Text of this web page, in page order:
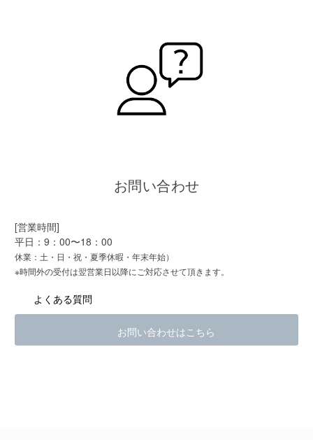
お問い合わせ
[営業時間]
平日：9：00〜18：00
休業：土・日・祝・夏季休暇・年末年始）
※時間外の受付は翌営業日以降にご対応させて頂きます。
よくある質問
お問い合わせはこちら